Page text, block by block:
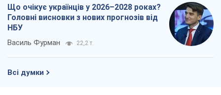
Що очікує українців у 2026–2028 роках?
Головні висновки з нових прогнозів від
НБУ
Василь Фурман 22,2 т.
Всі думки